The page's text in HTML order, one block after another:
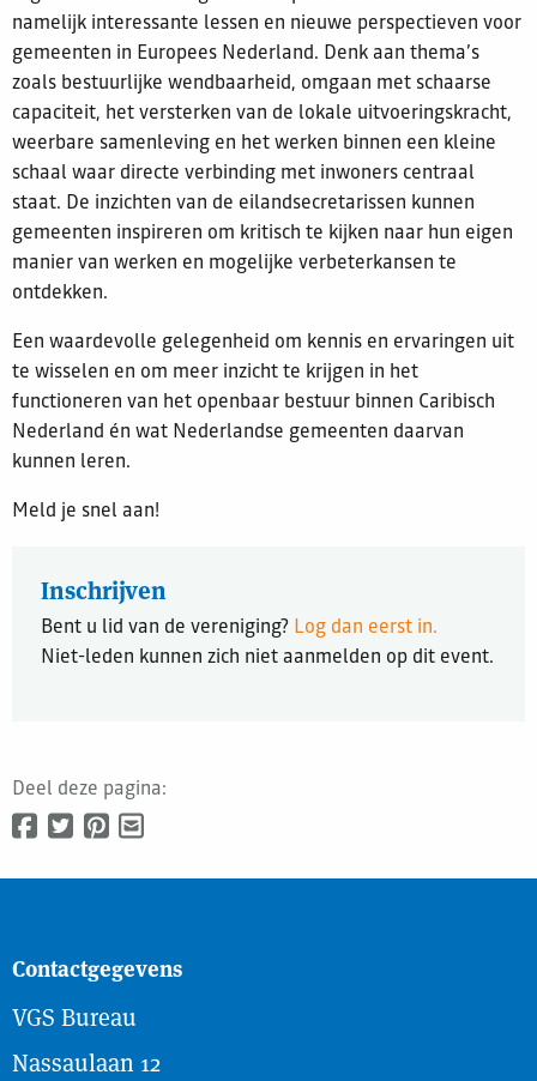
namelijk interessante lessen en nieuwe perspectieven voor
gemeenten in Europees Nederland. Denk aan thema’s
zoals bestuurlijke wendbaarheid, omgaan met schaarse
capaciteit, het versterken van de lokale uitvoeringskracht,
weerbare samenleving en het werken binnen een kleine
schaal waar directe verbinding met inwoners centraal
staat. De inzichten van de eilandsecretarissen kunnen
gemeenten inspireren om kritisch te kijken naar hun eigen
manier van werken en mogelijke verbeterkansen te
ontdekken.
Een waardevolle gelegenheid om kennis en ervaringen uit
te wisselen en om meer inzicht te krijgen in het
functioneren van het openbaar bestuur binnen Caribisch
Nederland én wat Nederlandse gemeenten daarvan
kunnen leren.
Meld je snel aan!
Inschrijven
Bent u lid van de vereniging?Log dan eerst in.
Niet-leden kunnen zich niet aanmelden op dit event.
Deel deze pagina:
Contactgegevens
VGS Bureau
Nassaulaan 12